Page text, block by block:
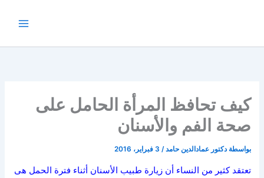
كيف تحافظ المرأة الحامل على
صحة الفم والأسنان
بواسطة دكتور عمادالدين حامد/ 3 فبراير، 2016
تعتقد كثير من النساء أن زيارة طبيب الأسنان أثناء فترة الحمل هى